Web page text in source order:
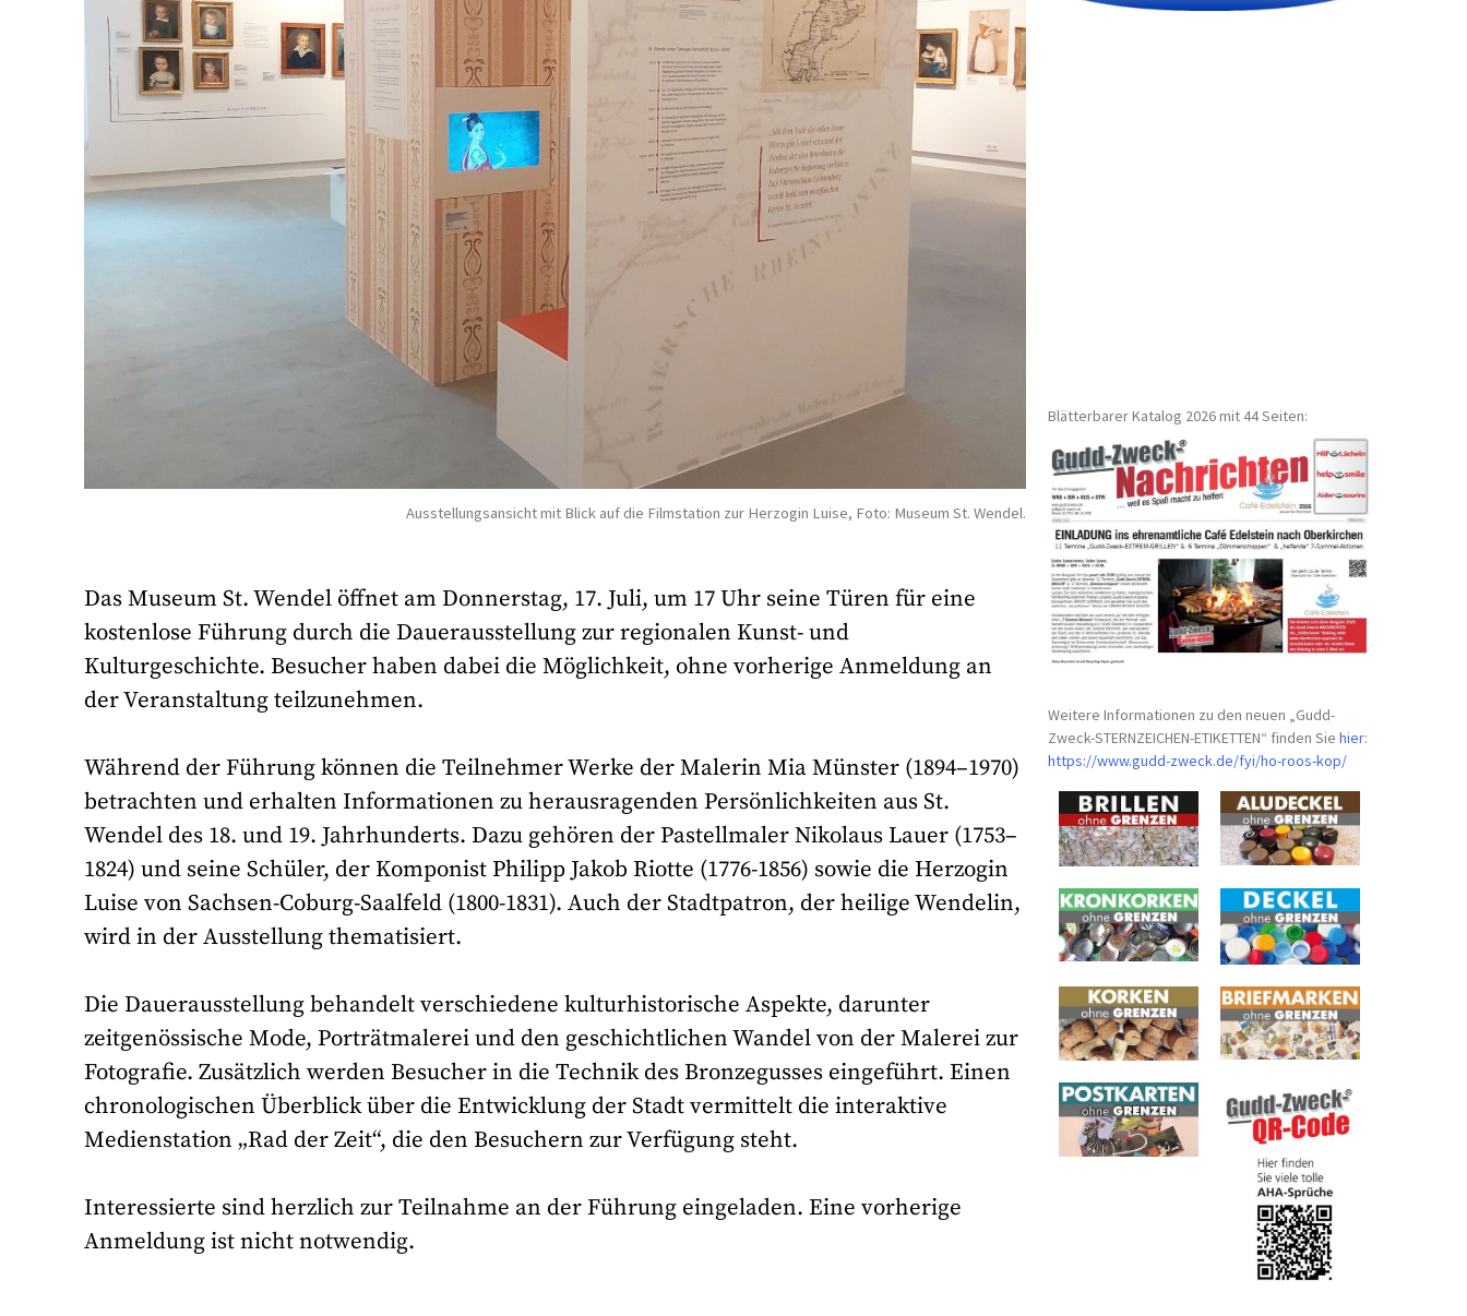
Ausstellungsansicht mit Blick auf die Filmstation zur Herzogin Luise, Foto: Museum St. Wendel.
Das Museum St. Wendel öffnet am Donnerstag, 17. Juli, um 17 Uhr seine Türen für eine
kostenlose Führung durch die Dauerausstellung zur regionalen Kunst- und
Kulturgeschichte. Besucher haben dabei die Möglichkeit, ohne vorherige Anmeldung an
der Veranstaltung teilzunehmen.
Während der Führung können die Teilnehmer Werke der Malerin Mia Münster (1894–1970)
betrachten und erhalten Informationen zu herausragenden Persönlichkeiten aus St.
Wendel des 18. und 19. Jahrhunderts. Dazu gehören der Pastellmaler Nikolaus Lauer (1753–
1824) und seine Schüler, der Komponist Philipp Jakob Riotte (1776-1856) sowie die Herzogin
Luise von Sachsen-Coburg-Saalfeld (1800-1831). Auch der Stadtpatron, der heilige Wendelin,
wird in der Ausstellung thematisiert.
Die Dauerausstellung behandelt verschiedene kulturhistorische Aspekte, darunter
zeitgenössische Mode, Porträtmalerei und den geschichtlichen Wandel von der Malerei zur
Fotografie. Zusätzlich werden Besucher in die Technik des Bronzegusses eingeführt. Einen
chronologischen Überblick über die Entwicklung der Stadt vermittelt die interaktive
Medienstation „Rad der Zeit“, die den Besuchern zur Verfügung steht.
Interessierte sind herzlich zur Teilnahme an der Führung eingeladen. Eine vorherige
Anmeldung ist nicht notwendig.
Blätterbarer Katalog 2026 mit 44 Seiten:
Weitere Informationen zu den neuen „Gudd-
Zweck-STERNZEICHEN-ETIKETTEN“ finden Siehier:
https://www.gudd-zweck.de/fyi/ho-roos-kop/